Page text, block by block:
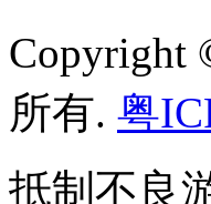
Copyright
所有. 粤
抵制不良